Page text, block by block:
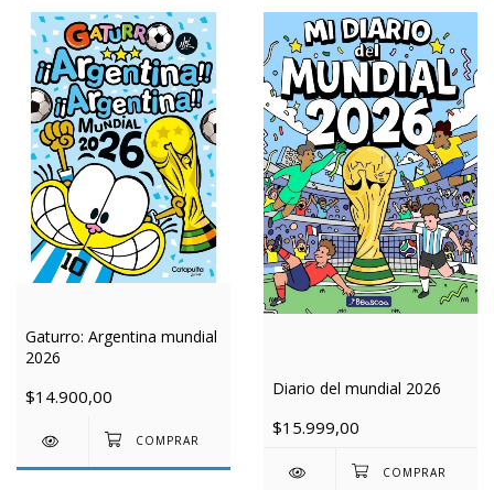
Gaturro: Argentina mundial
2026
$14.900,00 Diario del mundial 2026
$15.999,00